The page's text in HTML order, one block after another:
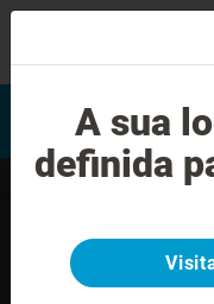
Avaliação do
A sua
definida